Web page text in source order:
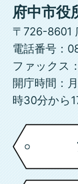
府
中
市
府中市役
〒726-8601
電話番号：
ファックス
開庁時間：
時30分から